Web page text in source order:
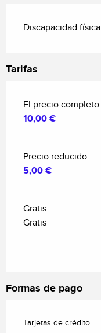
Discapacidad física
Tarifas
El precio completo
10,00 €
Precio reducido
5,00 €
Gratis
Gratis
Formas de pago
Tarjetas de crédito